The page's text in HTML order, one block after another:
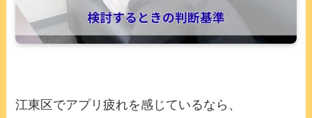
江東区でアプリ疲れを感じているなら、